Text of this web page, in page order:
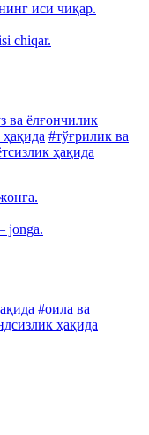
иси чиқар.
chiqar.
ва ёлғончилик
#тўғрилик ва
ҳақида
jonga.
#оила ва
ҳақида